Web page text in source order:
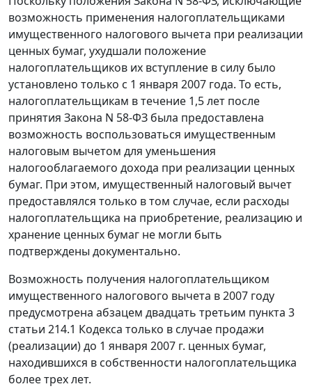
возможность применения налогоплательщиками
имущественного налогового вычета при реализации
ценных бумаг, ухудшали положение
налогоплательщиков их вступление в силу было
установлено только с 1 января 2007 года. То есть,
налогоплательщикам в течение 1,5 лет после
принятия Закона N 58-ФЗ была предоставлена
возможность воспользоваться имущественным
налоговым вычетом для уменьшения
налогооблагаемого дохода при реализации ценных
бумаг. При этом, имущественный налоговый вычет
предоставлялся только в том случае, если расходы
налогоплательщика на приобретение, реализацию и
хранение ценных бумаг не могли быть
подтверждены документально.
Возможность получения налогоплательщиком
имущественного налогового вычета в 2007 году
предусмотрена абзацем двадцать третьим пункта 3
статьи 214.1 Кодекса только в случае продажи
(реализации) до 1 января 2007 г. ценных бумаг,
находившихся в собственности налогоплательщика
более трех лет.